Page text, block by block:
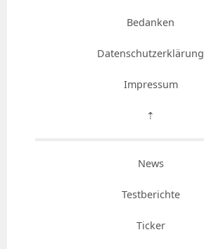
Bedanken
Datenschutzerklärung
Impressum
⇡
News
Testberichte
Ticker